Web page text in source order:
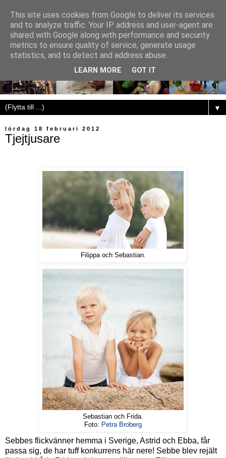
▼
lördag 18 februari 2012
Tjejtjusare
Filippa och Sebastian.
Sebastian och Frida.
Foto: Petra Broberg
Sebbes flickvänner hemma i Sverige, Astrid och Ebba, får
passa sig, de har tuff konkurrens här nere! Sebbe blev rejält
This site uses cookies from Google to deliver its services
and to analyze traffic. Your IP address and user-agent are
shared with Google along with performance and security
metrics to ensure quality of service, generate usage
statistics, and to detect and address abuse.
LEARN MORE GOT IT